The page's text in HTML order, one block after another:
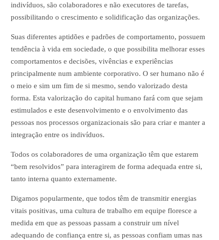
indivíduos, são colaboradores e não executores de tarefas,
possibilitando o crescimento e solidificação das organizações.
Suas diferentes aptidões e padrões de comportamento, possuem
tendência à vida em sociedade, o que possibilita melhorar esses
comportamentos e decisões, vivências e experiências
principalmente num ambiente corporativo. O ser humano não é
o meio e sim um fim de si mesmo, sendo valorizado desta
forma. Esta valorização do capital humano fará com que sejam
estimulados e este desenvolvimento e o envolvimento das
pessoas nos processos organizacionais são para criar e manter a
integração entre os indivíduos.
Todos os colaboradores de uma organização têm que estarem
“bem resolvidos” para interagirem de forma adequada entre si,
tanto interna quanto externamente.
Digamos popularmente, que todos têm de transmitir energias
vitais positivas, uma cultura de trabalho em equipe floresce a
medida em que as pessoas passam a construir um nível
adequando de confiança entre si, as pessoas confiam umas nas